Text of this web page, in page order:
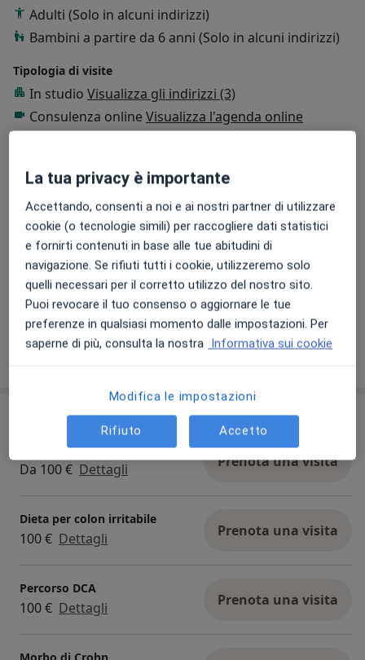
Adulti (Solo in alcuni indirizzi)
Bambini a partire da 6 anni (Solo in alcuni indirizzi)
Tipologia di visite
In studio Visualizza gli indirizzi (3)
Consulenza online Visualizza l'agenda online
Visualizza galleria (6)
Mostra dettagli
Prestazioni e prezzi
Prima visita dietistica
Da 100 € Dettagli Prenota una visita
Dieta per colon irritabile
100 € Dettagli Prenota una visita
Percorso DCA
100 € Dettagli Prenota una visita
La tua privacy è importante
Accettando, consenti a noi e ai nostri partner di utilizzare
cookie (o tecnologie simili) per raccogliere dati statistici
e fornirti contenuti in base alle tue abitudini di
navigazione. Se rifiuti tutti i cookie, utilizzeremo solo
quelli necessari per il corretto utilizzo del nostro sito.
Puoi revocare il tuo consenso o aggiornare le tue
preferenze in qualsiasi momento dalle impostazioni. Per
saperne di più, consulta la nostra Informativa sui cookie
Modifica le impostazioni
Rifiuto Accetto